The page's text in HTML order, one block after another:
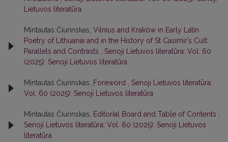
Lietuvos literatūra
Mintautas Čiurinskas, Vilnius and Kraków in Early Latin
Poetry of Lithuania and in the History of St Casimir’s Cult:
Parallels and Contrasts , Senoji Lietuvos literatūra: Vol. 60
(2025): Senoji Lietuvos literatūra
Mintautas Čiurinskas, Foreword , Senoji Lietuvos literatūra:
Vol. 60 (2025): Senoji Lietuvos literatūra
Mintautas Čiurinskas, Editorial Board and Table of Contents ,
Senoji Lietuvos literatūra: Vol. 60 (2025): Senoji Lietuvos
literatūra